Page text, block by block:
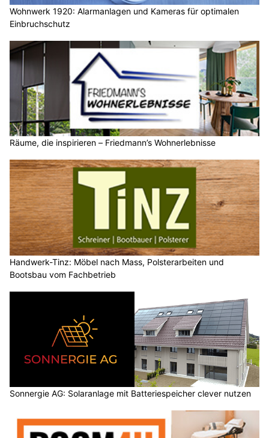
Wohnwerk 1920: Alarmanlagen und Kameras für optimalen
Einbruchschutz
Räume, die inspirieren – Friedmann’s Wohnerlebnisse
Handwerk-Tinz: Möbel nach Mass, Polsterarbeiten und
Bootsbau vom Fachbetrieb
Sonnergie AG: Solaranlage mit Batteriespeicher clever nutzen